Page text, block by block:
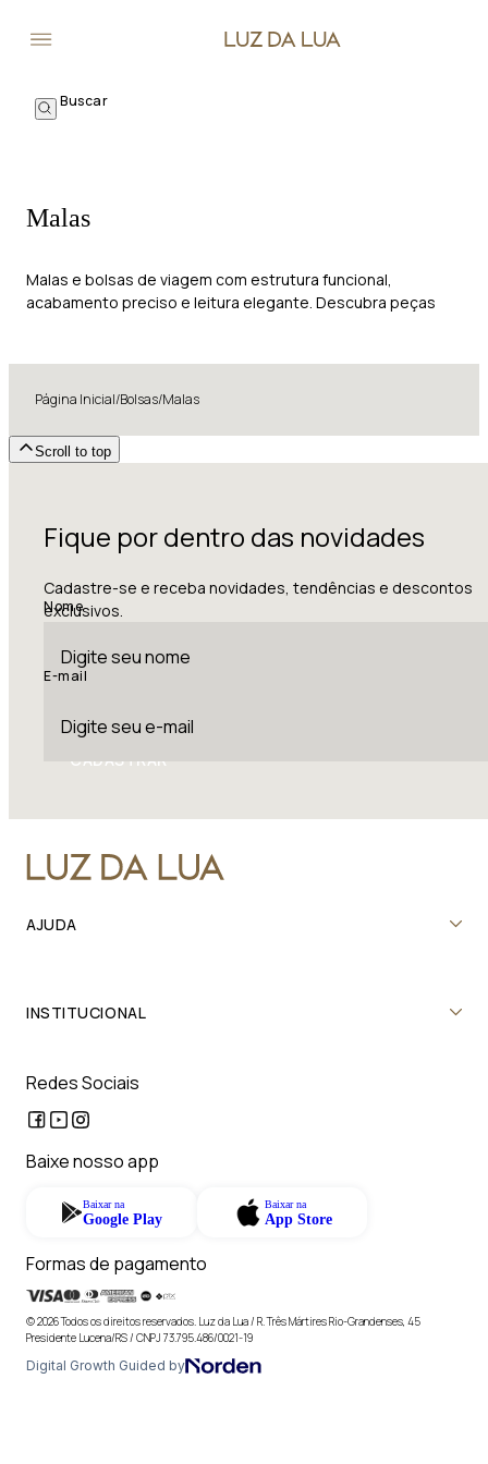
Malas
Malas e bolsas de viagem com estrutura funcional,
acabamento preciso e leitura elegante. Descubra peças
Página Inicial/Bolsas/Malas
Scroll to top
Fique por dentro das novidades
Cadastre-se e receba novidades, tendências e descontos
exclusivos.
Nome
E-mail
CADASTRAR
AJUDA
INSTITUCIONAL
Redes Sociais
Baixe nosso app
Baixar na
Google Play
Baixar na
App Store
Formas de pagamento
© 2026 Todos os direitos reservados. Luz da Lua / R. Três Mártires Rio-Grandenses, 45
Presidente Lucena/RS / CNPJ 73.795.486/0021-19
Digital Growth Guided by